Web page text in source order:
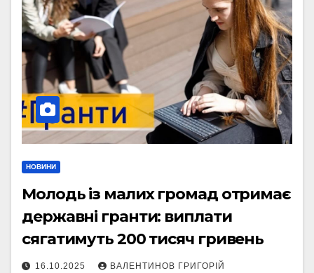
НОВИНИ
Молодь із малих громад отримає
державні гранти: виплати
сягатимуть 200 тисяч гривень
16.10.2025 ВАЛЕНТИНОВ ГРИГОРІЙ